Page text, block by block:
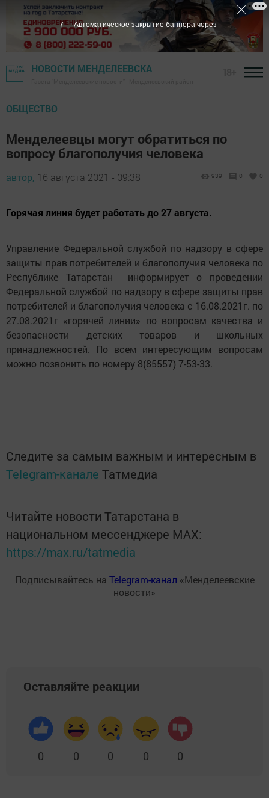
НОВОСТИ МЕНДЕЛЕЕВСКА
ОБЩЕСТВО
Менделеевцы могут обратиться по
вопросу благополучия человека
автор, 16 августа 2021 - 09:38 939 0 0
Горячая линия будет работать до 27 августа.
Управление Федеральной службой по надзору в сфере
защиты прав потребителей и благополучия человека по
Республике Татарстан информирует о проведении
Федеральной службой по надзору в сфере защиты прав
потребителей и благополучия человека с 16.08.2021г. по
27.08.2021г «горячей линии» по вопросам качества и
безопасности детских товаров и школьных
принадлежностей. По всем интересующим вопросам
можно позвонить по номеру 8(85557) 7-53-33.
Следите за самым важным и интересным в
Telegram-канале Татмедиа
Читайте новости Татарстана в
национальном мессенджере MАХ:
https://max.ru/tatmedia
Подписывайтесь на Telegram-канал «Менделеевские
новости»
Оставляйте реакции
0 0 0 0 0
6 Автоматическое закрытие баннера через